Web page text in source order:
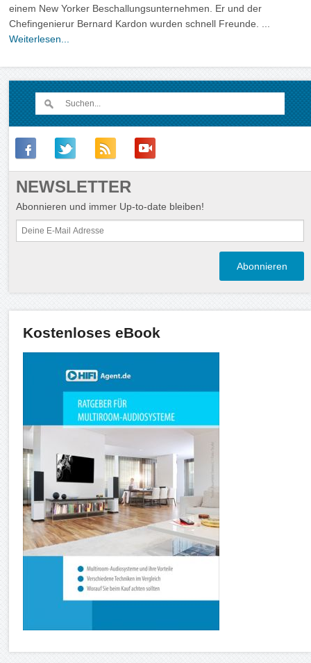
einem New Yorker Beschallungsunternehmen. Er und der
Chefingenierur Bernard Kardon wurden schnell Freunde. ...
Weiterlesen...
NEWSLETTER
Abonnieren und immer Up-to-date bleiben!
Kostenloses eBook